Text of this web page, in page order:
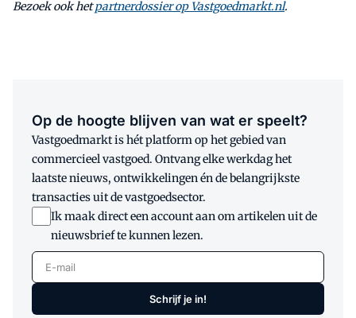
Bezoek ook hetpartnerdossier op Vastgoedmarkt.nl.
Op de hoogte blijven van wat er speelt?
Vastgoedmarkt is hét platform op het gebied van
commercieel vastgoed. Ontvang elke werkdag het
laatste nieuws, ontwikkelingen én de belangrijkste
transacties uit de vastgoedsector.
Ik maak direct een account aan om artikelen uit de
nieuwsbrief te kunnen lezen.
E-mail
Schrijf je in!